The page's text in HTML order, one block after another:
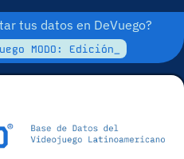
tus datos en DeVuego?
MODO: Edición_